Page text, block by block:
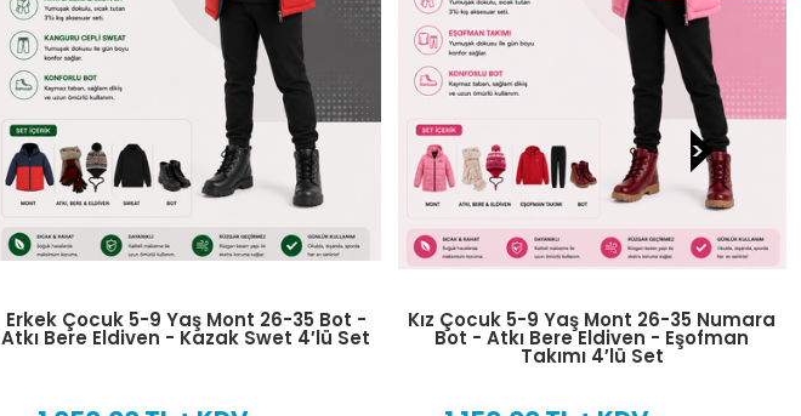
Kız Çocuk 5-9 Yaş Mont 26-35 Numara
Bot - Atkı Bere Eldiven - Eşofman
Kız Çocuk 10-13 Yaş Mont 32-39
Numara Bot - Atkı Bere Eldiven -
Eşofman Takımı 4′lü Set